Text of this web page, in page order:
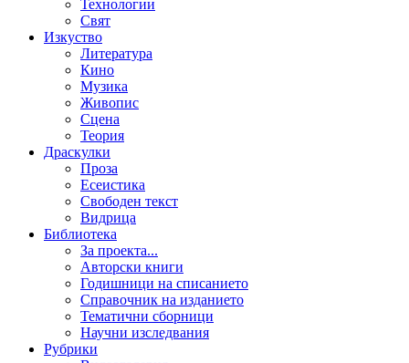
Технологии
Свят
Изкуство
Литература
Кино
Музика
Живопис
Сцена
Теория
Драскулки
Проза
Есеистика
Свободен текст
Видрица
Библиотека
За проекта...
Авторски книги
Годишници на списанието
Справочник на изданието
Тематични сборници
Научни изследвания
Рубрики